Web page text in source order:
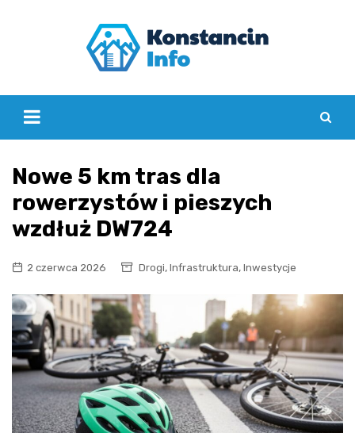
Nowe 5 km tras dla
rowerzystów i pieszych
wzdłuż DW724
2 czerwca 2026 Drogi, Infrastruktura, Inwestycje